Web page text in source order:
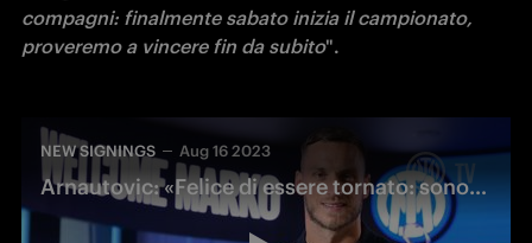
compagni: finalmente sabato inizia il campionato,
proveremo a vincere fin da subito".
NEW SIGNINGS Aug 16 2023
Arnautovic: «Felice di essere tornato: sono cresciuto tanto in questi anni»